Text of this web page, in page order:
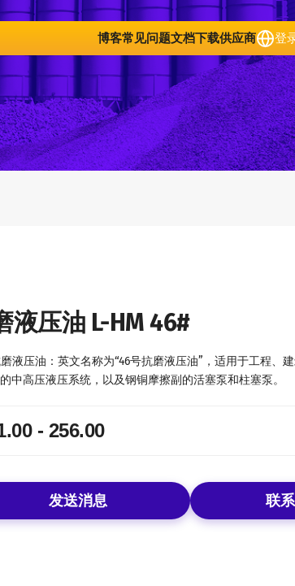
博客常见问题文档下载供应商 登
液压油 L-HM 46#
液压油：英文名称为“46号抗磨液压油”，适用于工程、
中高压液压系统，以及钢铜摩擦副的活塞泵和柱塞泵。
- 256.00
发送消息 联